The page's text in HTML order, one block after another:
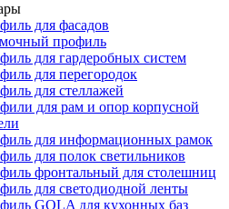
для фасадов
профиль
для гардеробных систем
для перегородок
для стеллажей
для рам и опор корпусной
для информационных рамок
для полок светильников
фронтальный для столешниц
для светодиодной ленты
GOLA для кухонных баз